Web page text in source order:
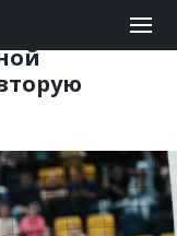
14.04.2025 11:33